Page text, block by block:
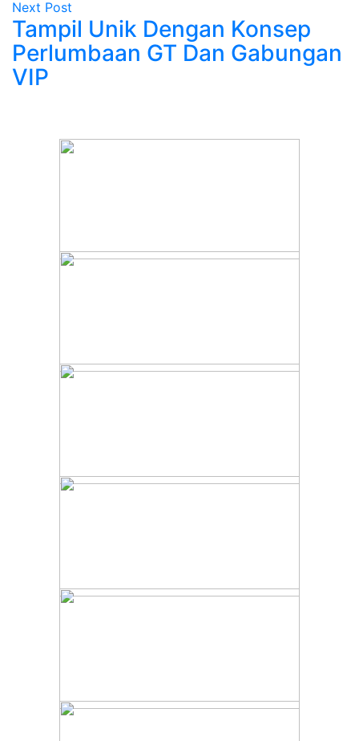
Next Post
Tampil Unik Dengan Konsep
Perlumbaan GT Dan Gabungan
VIP